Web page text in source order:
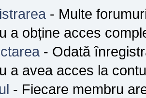
- Multe
a obține acces
- Odată
a avea acces la
- Fiecare membru